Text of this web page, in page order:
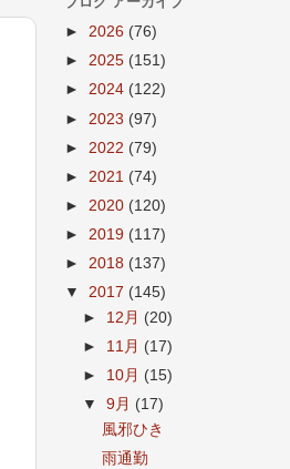
► 2026 (76)
► 2025 (151)
► 2024 (122)
► 2023 (97)
► 2022 (79)
► 2021 (74)
► 2020 (120)
► 2019 (117)
► 2018 (137)
▼ 2017 (145)
► 12月 (20)
► 11月 (17)
► 10月 (15)
▼9月 (17)
風邪ひき
雨通勤